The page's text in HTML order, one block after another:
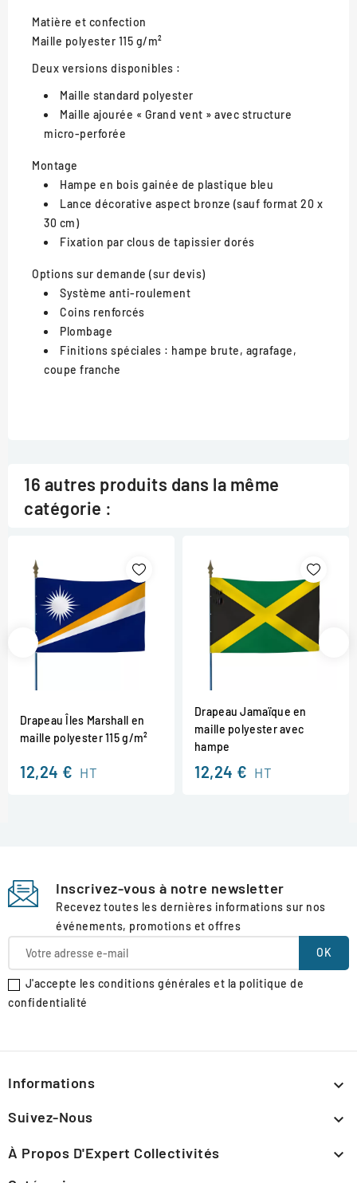
Matière et confection
Maille polyester 115 g/m²
Deux versions disponibles :
Maille standard polyester
Maille ajourée « Grand vent » avec structure
micro-perforée
Montage
Hampe en bois gainée de plastique bleu
Lance décorative aspect bronze (sauf format 20 x
30 cm)
Fixation par clous de tapissier dorés
Options sur demande (sur devis)
Système anti-roulement
Coins renforcés
Plombage
Finitions spéciales : hampe brute, agrafage,
coupe franche
16 autres produits dans la même
catégorie :
Drapeau Îles Marshall en
maille polyester 115 g/m²
12,24 € HT
Drapeau Jamaïque en
maille polyester avec
hampe
12,24 € HT
Inscrivez-vous à notre newsletter
Recevez toutes les dernières informations sur nos
événements, promotions et offres
J'accepte les conditions générales et la politique de
confidentialité
Informations 
Suivez-Nous 
À Propos D'Expert Collectivités 